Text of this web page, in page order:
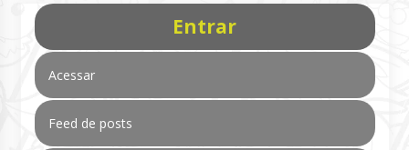
Entrar
Acessar
Feed de posts